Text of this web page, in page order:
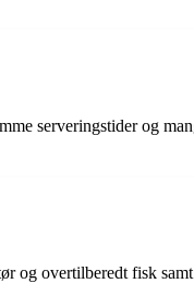
serveringstider og
og overtilberedt fisk